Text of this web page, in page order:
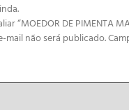
“MOEDOR DE PIMENTA
mail não será publicado.